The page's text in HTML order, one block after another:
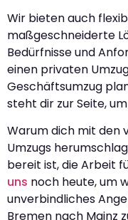
Wir bieten auch
maßgeschneiderte
Bedürfnisse und
einen privaten
Geschäftsumzug
steht dir zur Seite,
Warum dich mit den
Umzugs
bereit ist, die Arbeit
uns noch heute, um
unverbindliches
Bremen nach Mainz